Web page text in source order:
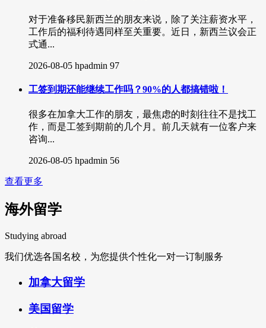
对于准备移民新西兰的朋友来说，除了关注薪资水平，
工作后的福利待遇同样至关重要。近日，新西兰议会正
式通...
2026-08-05 hpadmin 97
工签到期还能继续工作吗？90%的人都搞错啦！
很多在加拿大工作的朋友，最焦虑的时刻往往不是找工
作，而是工签到期前的几个月。前几天就有一位客户来
咨询...
2026-08-05 hpadmin 56
查看更多
海外留学
Studying abroad
我们优选各国名校，为您提供个性化一对一订制服务
加拿大留学
美国留学